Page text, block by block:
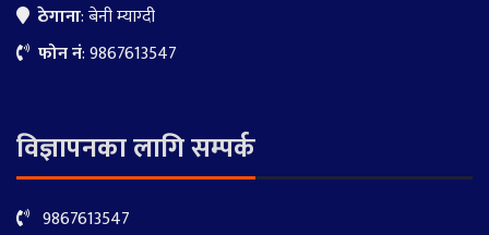
ठेगाना: बेनी म्याग्दी
फोन नं: 9867613547
विज्ञापनका लागि सम्पर्क
9867613547